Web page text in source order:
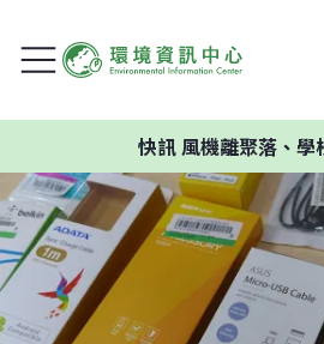
風機離聚落、學校過近